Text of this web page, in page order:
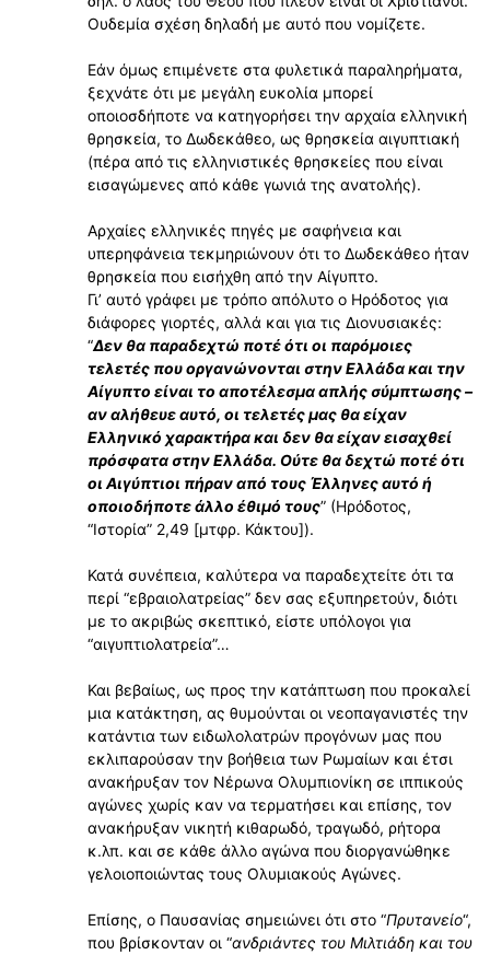
Ουδεμία σχέση δηλαδή με αυτό που νομίζετε.
Εάν όμως επιμένετε στα φυλετικά παραληρήματα,
ξεχνάτε ότι με μεγάλη ευκολία μπορεί
οποιοσδήποτε να κατηγορήσει την αρχαία ελληνική
θρησκεία, το Δωδεκάθεο, ως θρησκεία αιγυπτιακή
(πέρα από τις ελληνιστικές θρησκείες που είναι
εισαγώμενες από κάθε γωνιά της ανατολής).
Αρχαίες ελληνικές πηγές με σαφήνεια και
υπερηφάνεια τεκμηριώνουν ότι το Δωδεκάθεο ήταν
θρησκεία που εισήχθη από την Αίγυπτο.
Γι’ αυτό γράφει με τρόπο απόλυτο ο Ηρόδοτος για
διάφορες γιορτές, αλλά και για τις Διονυσιακές:
“Δεν θα παραδεχτώ ποτέ ότι οι παρόμοιες
τελετές που οργανώνονται στην Ελλάδα και την
Αίγυπτο είναι το αποτέλεσμα απλής σύμπτωσης –
αν αλήθευε αυτό, οι τελετές μας θα είχαν
Ελληνικό χαρακτήρα και δεν θα είχαν εισαχθεί
πρόσφατα στην Ελλάδα. Ούτε θα δεχτώ ποτέ ότι
οι Αιγύπτιοι πήραν από τους Έλληνες αυτό ή
οποιοδήποτε άλλο έθιμό τους” (Ηρόδοτος,
“Ιστορία” 2,49 [μτφρ. Κάκτου]).
Κατά συνέπεια, καλύτερα να παραδεχτείτε ότι τα
περί “εβραιολατρείας” δεν σας εξυπηρετούν, διότι
με το ακριβώς σκεπτικό, είστε υπόλογοι για
“αιγυπτιολατρεία”…
Και βεβαίως, ως προς την κατάπτωση που προκαλεί
μια κατάκτηση, ας θυμούνται οι νεοπαγανιστές την
κατάντια των ειδωλολατρών προγόνων μας που
εκλιπαρούσαν την βοήθεια των Ρωμαίων και έτσι
ανακήρυξαν τον Νέρωνα Ολυμπιονίκη σε ιππικούς
αγώνες χωρίς καν να τερματήσει και επίσης, τον
ανακήρυξαν νικητή κιθαρωδό, τραγωδό, ρήτορα
κ.λπ. και σε κάθε άλλο αγώνα που διοργανώθηκε
γελοιοποιώντας τους Ολυμιακούς Αγώνες.
Επίσης, ο Παυσανίας σημειώνει ότι στο “Πρυτανείο“,
που βρίσκονταν οι “ανδριάντες του Μιλτιάδη και του